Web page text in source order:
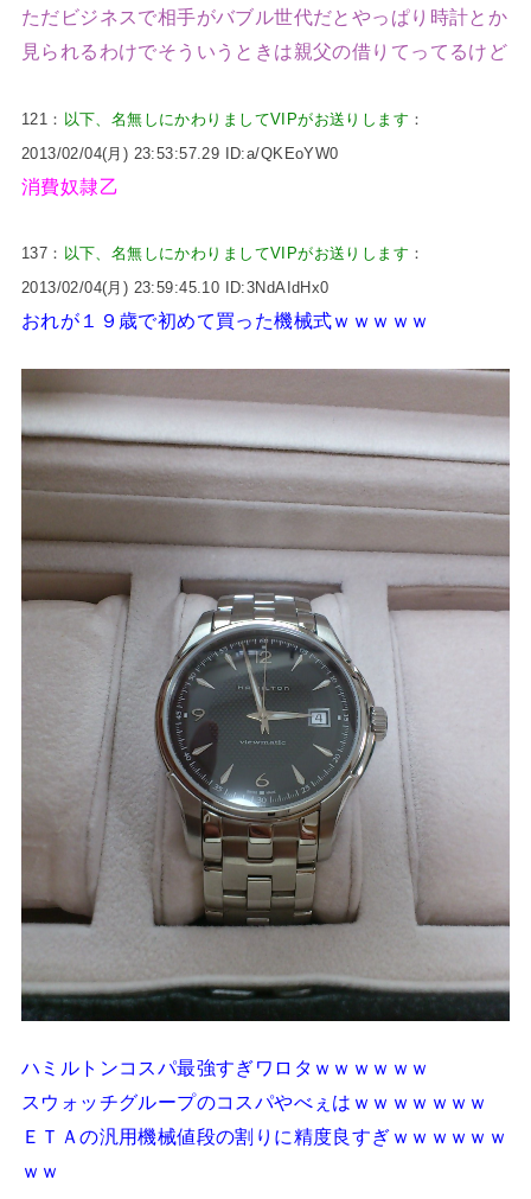
ただビジネスで相手がバブル世代だとやっぱり時計とか
見られるわけでそういうときは親父の借りてってるけど
121： 以下、名無しにかわりましてVIPがお送りします ：
2013/02/04(月) 23:53:57.29 ID:a/QKEoYW0
消費奴隷乙
137： 以下、名無しにかわりましてVIPがお送りします ：
2013/02/04(月) 23:59:45.10 ID:3NdAIdHx0
おれが１９歳で初めて買った機械式ｗｗｗｗｗ
ハミルトンコスパ最強すぎワロタｗｗｗｗｗｗ
スウォッチグループのコスパやべぇはｗｗｗｗｗｗｗ
ＥＴＡの汎用機械値段の割りに精度良すぎｗｗｗｗｗｗ
ｗｗ